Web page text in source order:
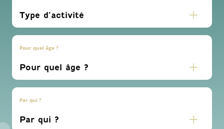
Pour quel âge ?
Par qui ?